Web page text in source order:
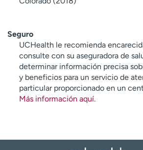
Seguro
UCHealth le recomienda
consulte con su aseguradora de
determinar información precisa
y beneficios para un servicio de
particular proporcionado en un
Más información aquí.